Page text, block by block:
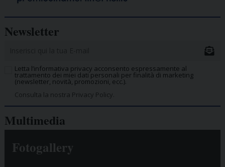
Newsletter
Letta l’informativa privacy acconsento espressamente al
trattamento dei miei dati personali per finalità di marketing
(newsletter, novità, promozioni, ecc.).
Consulta la nostra Privacy Policy.
Multimedia
Fotogallery